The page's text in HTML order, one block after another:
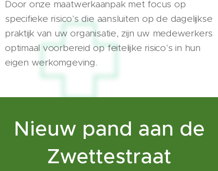
Door onze maatwerkaanpak met focus op
specifieke risico's die aansluiten op de dagelijkse
praktijk van uw organisatie, zijn uw medewerkers
optimaal voorbereid op feitelijke risico's in hun
eigen werkomgeving.
Nieuw pand aan de
Zwettestraat